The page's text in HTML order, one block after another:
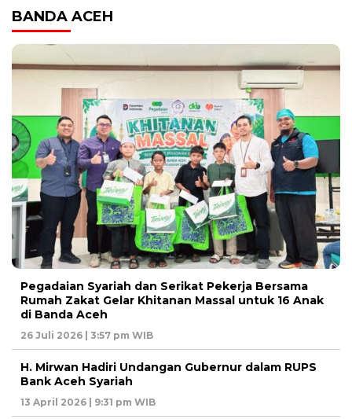
BANDA ACEH
Pegadaian Syariah dan Serikat Pekerja Bersama
Rumah Zakat Gelar Khitanan Massal untuk 16 Anak
di Banda Aceh
26 Juli 2026 | 3:57 pm WIB
H. Mirwan Hadiri Undangan Gubernur dalam RUPS
Bank Aceh Syariah
13 April 2026 | 9:31 pm WIB